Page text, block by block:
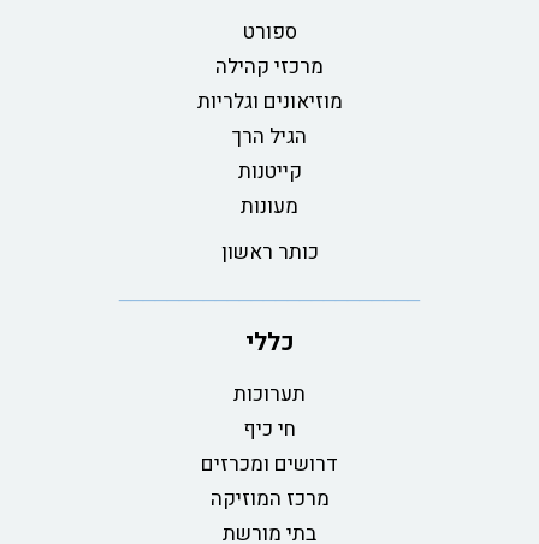
ספורט
מרכזי קהילה
מוזיאונים וגלריות
הגיל הרך
קייטנות
מעונות
כותר ראשון
כללי
תערוכות
חי כיף
דרושים ומכרזים
מרכז המוזיקה
בתי מורשת